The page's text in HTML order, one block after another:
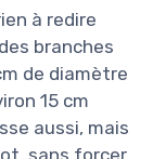
à redire
branches
de diamètre
15 cm
aussi, mais